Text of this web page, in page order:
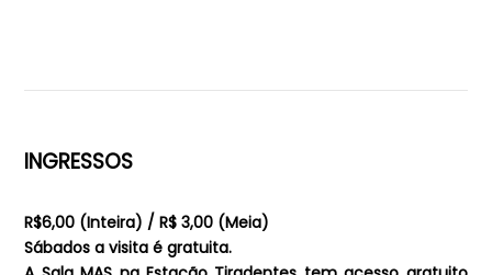
INGRESSOS
R$6,00 (Inteira) / R$ 3,00 (Meia)
Sábados a visita é gratuita.